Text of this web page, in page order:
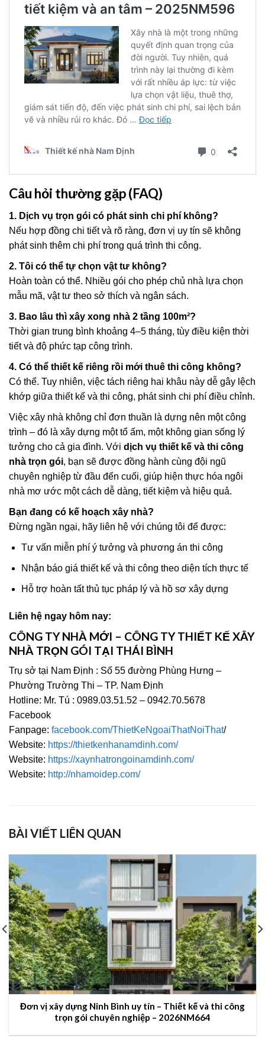
Câu hỏi thường gặp (FAQ)
1. Dịch vụ trọn gói có phát sinh chi phí không?
Nếu hợp đồng chi tiết và rõ ràng, đơn vị uy tín sẽ không
phát sinh thêm chi phí trong quá trình thi công.
2. Tôi có thể tự chọn vật tư không?
Hoàn toàn có thể. Nhiều gói cho phép chủ nhà lựa chọn
mẫu mã, vật tư theo sở thích và ngân sách.
3. Bao lâu thì xây xong nhà 2 tầng 100m²?
Thời gian trung bình khoảng 4–5 tháng, tùy điều kiện thời
tiết và độ phức tạp công trình.
4. Có thể thiết kế riêng rồi mới thuê thi công không?
Có thể. Tuy nhiên, việc tách riêng hai khâu này dễ gây lệch
khớp giữa thiết kế và thi công, phát sinh chi phí điều chỉnh.
Việc xây nhà không chỉ đơn thuần là dựng nên một công
trình – đó là xây dựng một tổ ấm, một không gian sống lý
tưởng cho cả gia đình. Với dịch vụ thiết kế và thi công
nhà trọn gói, bạn sẽ được đồng hành cùng đội ngũ
chuyên nghiệp từ đầu đến cuối, giúp hiện thực hóa ngôi
nhà mơ ước một cách dễ dàng, tiết kiệm và hiệu quả.
Bạn đang có kế hoạch xây nhà?
Đừng ngần ngại, hãy liên hệ với chúng tôi để được:
Tư vấn miễn phí ý tưởng và phương án thi công
Nhận báo giá thiết kế và thi công theo diện tích thực tế
Hỗ trợ hoàn tất thủ tục pháp lý và hồ sơ xây dựng
Liên hệ ngay hôm nay:
CÔNG TY NHÀ MỚI – CÔNG TY THIẾT KẾ XÂY
NHÀ TRỌN GÓI TẠI THÁI BÌNH
Trụ sở tại Nam Định : Số 55 đường Phùng Hưng –
Phường Trường Thi – TP. Nam Định
Hotline: Mr. Tú : 0989.03.51.52 – 0942.70.5678
Facebook
Fanpage: facebook.com/ThietKeNgoaiThatNoiThat/
Website: https://thietkenhanamdinh.com/
Website: https://xaynhatrongoinamdinh.com/
Website: http://nhamoidep.com/
BÀI VIẾT LIÊN QUAN
Đơn vị xây dựng Ninh Bình uy tín – Thiết kế và thi công
trọn gói chuyên nghiệp – 2026NM664